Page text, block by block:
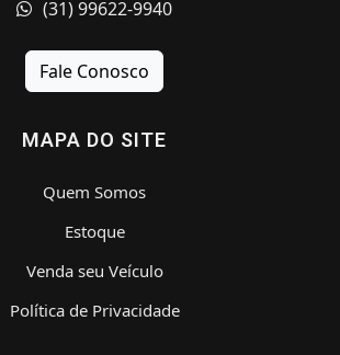
(31) 99622-9940
Fale Conosco
MAPA DO SITE
Quem Somos
Estoque
Venda seu Veículo
Política de Privacidade